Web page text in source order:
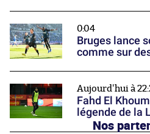
0:04
Bruges lance
comme sur
Aujourd'hui à
Fahd El
légende de la
Nos